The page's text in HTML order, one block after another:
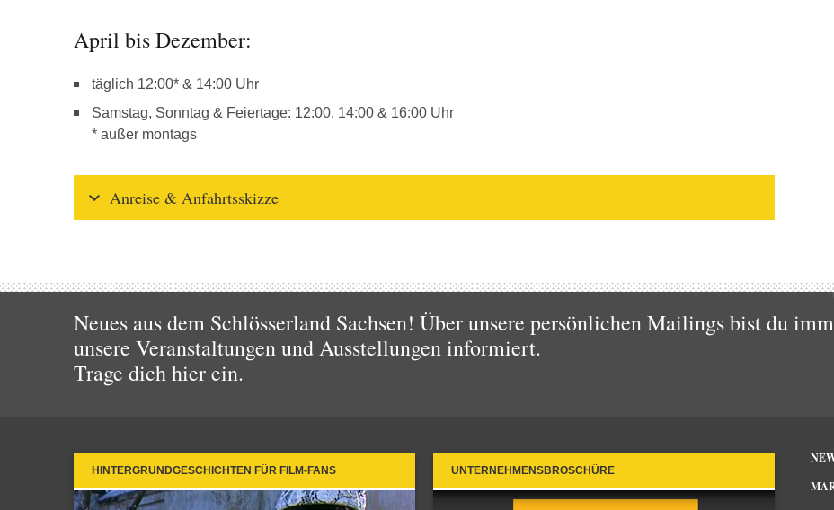
April bis Dezember:
täglich 12:00* & 14:00 Uhr
Samstag, Sonntag & Feiertage: 12:00, 14:00 & 16:00 Uhr
* außer montags
Anreise & Anfahrtsskizze
Neues aus dem Schlösserland Sachsen! Über unsere persönlichen Mailings bist du
unsere Veranstaltungen und Ausstellungen informiert.
Trage dich hier ein.
HINTERGRUNDGESCHICHTEN FÜR FILM-FANS UNTERNEHMENSBROSCHÜRE